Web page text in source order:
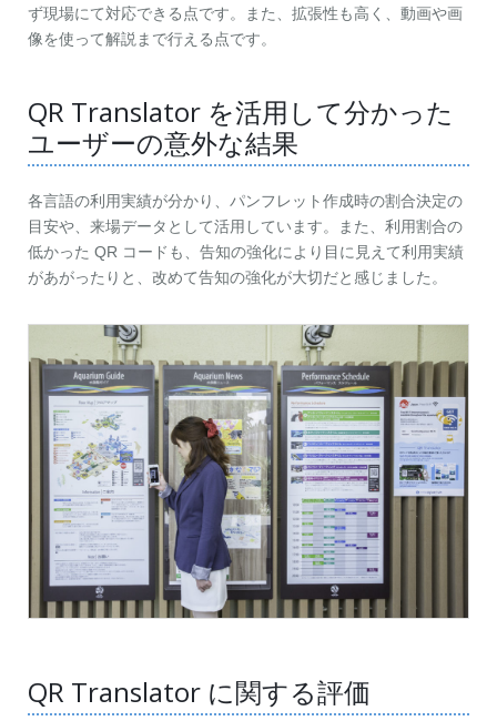
ず現場にて対応できる点です。また、拡張性も高く、動画や画
像を使って解説まで行える点です。
QR Translator を活用して分かった
ユーザーの意外な結果
各言語の利用実績が分かり、パンフレット作成時の割合決定の
目安や、来場データとして活用しています。また、利用割合の
低かった QR コードも、告知の強化により目に見えて利用実績
があがったりと、改めて告知の強化が大切だと感じました。
QR Translator に関する評価